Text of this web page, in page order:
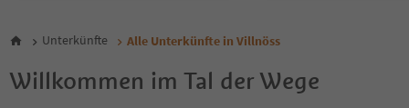
Unterkünfte Alle Unterkünfte in Villnöss
Willkommen im Tal der Wege